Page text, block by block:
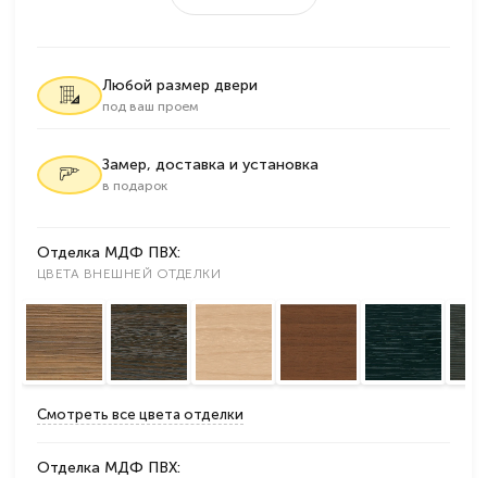
Любой размер двери
под ваш проем
Замер, доставка и установка
в подарок
Отделка МДФ ПВХ:
ЦВЕТА ВНЕШНЕЙ ОТДЕЛКИ
Смотреть все цвета отделки
Отделка МДФ ПВХ: